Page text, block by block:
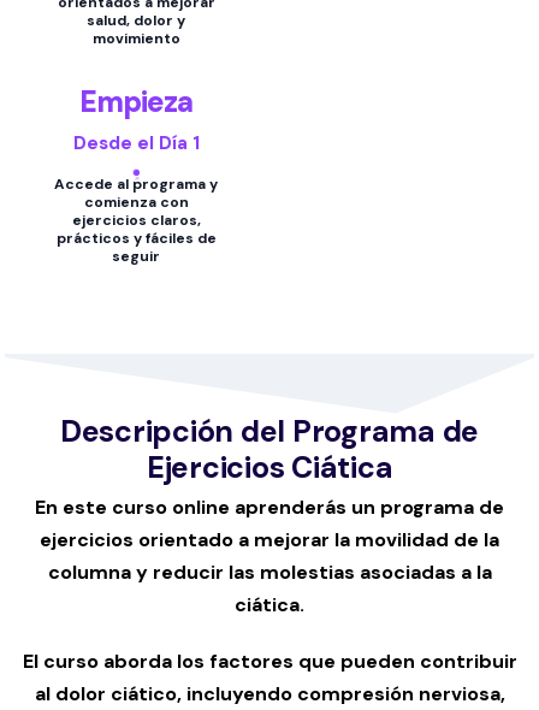
salud, dolor y
movimiento
Empieza
Desde el Día 1
Accede al programa y
comienza con
ejercicios claros,
prácticos y fáciles de
seguir
Descripción del Programa de
Ejercicios Ciática
En este curso online aprenderás un programa de
ejercicios orientado a mejorar la movilidad de la
columna y reducir las molestias asociadas a la
ciática.
El curso aborda los factores que pueden contribuir
al dolor ciático, incluyendo compresión nerviosa,